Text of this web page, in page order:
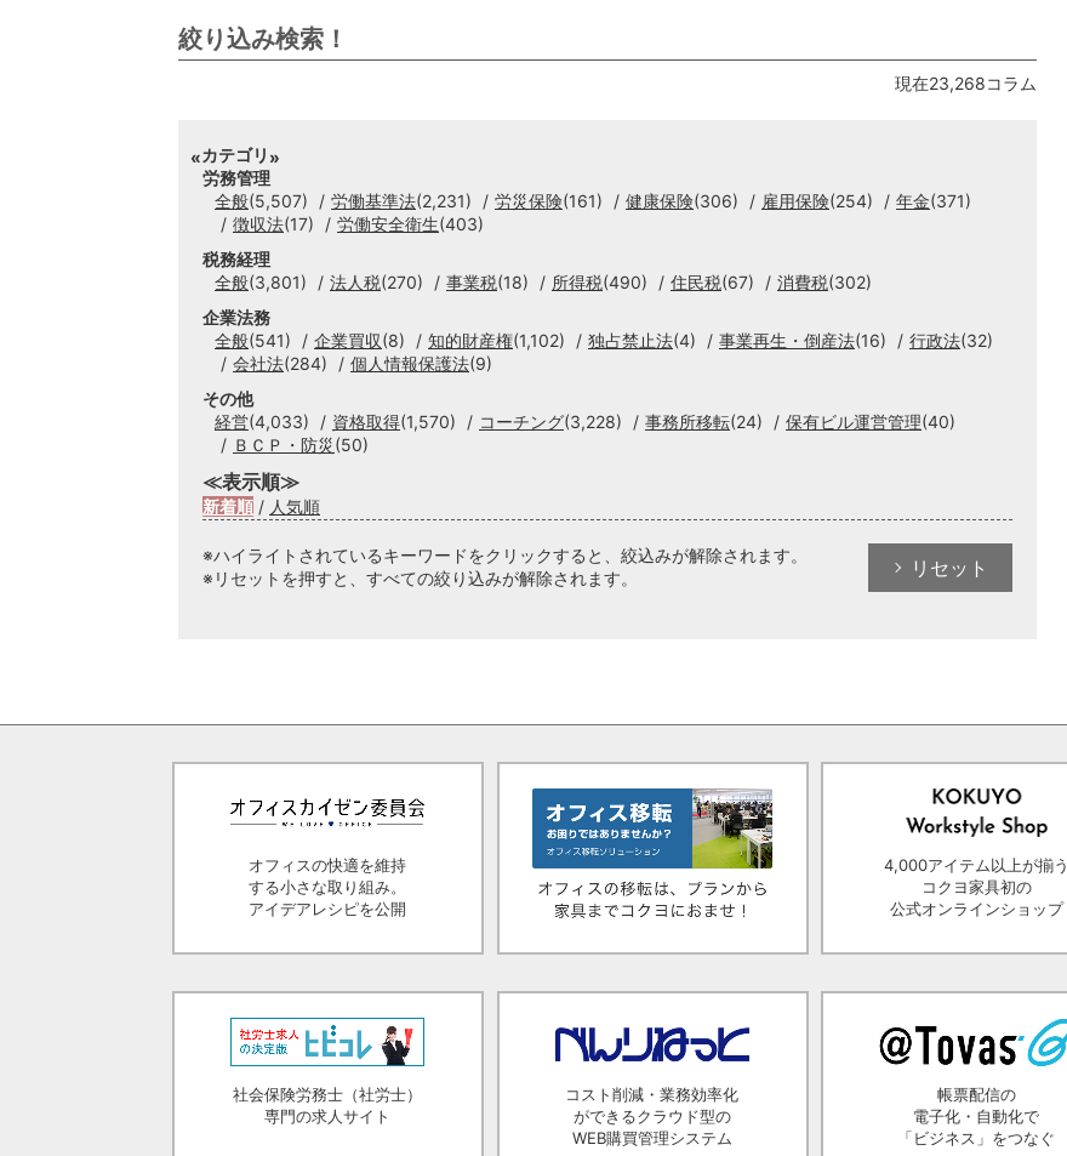
絞り込み検索！
現在23,268コラム
カテゴリ
労務管理
全般(5,507) 労働基準法(2,231) 労災保険(161) 健康保険(306) 雇用保険(254) 年金(371)
徴収法(17) 労働安全衛生(403)
税務経理
全般(3,801) 法人税(270) 事業税(18) 所得税(490) 住民税(67) 消費税(302)
企業法務
全般(541) 企業買収(8) 知的財産権(1,102) 独占禁止法(4) 事業再生・倒産法(16) 行政法(32)
会社法(284) 個人情報保護法(9)
その他
経営(4,033) 資格取得(1,570) コーチング(3,228) 事務所移転(24) 保有ビル運営管理(40)
ＢＣＰ・防災(50)
≪表示順≫
新着順 / 人気順
※ハイライトされているキーワードをクリックすると、絞込みが解除されます。
※リセットを押すと、すべての絞り込みが解除されます。
リセット
オフィスの快適を維持
する小さな取り組み。
アイデアレシピを公開
4,000アイテム以上が揃う
コクヨ家具初の
公式オンラインショップ
社会保険労務士（社労士）
専門の求人サイト
コスト削減・業務効率化
ができるクラウド型の
WEB購買管理システム
帳票配信の
電子化・自動化で
「ビジネス」をつなぐ